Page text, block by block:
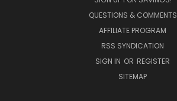
QUESTIONS & COMMENTS
AFFILIATE PROGRAM
RSS SYNDICATION
SIGN IN OR REGISTER
SITEMAP